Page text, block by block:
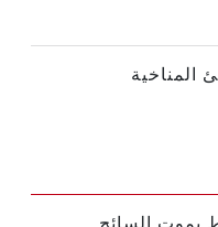
المناخية